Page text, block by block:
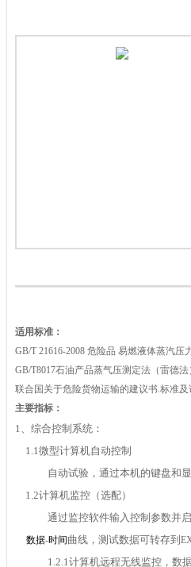
适用标准：
GB/T 21616-2008 危险品 易燃液体蒸汽压
GB/T8017石油产品蒸气压测定法（雷德法
联合国关于危险货物运输的建议书.标准
主要指标：
1、综合控制系统：
1.1微型计算机自动控制
自动试验，通过本机的键盘和
1.2计算机监控（选配）
通过监控软件输入控制参数并
数据-时间曲线，测试数据可转存到
1.2.1计算机远程无线监控，数